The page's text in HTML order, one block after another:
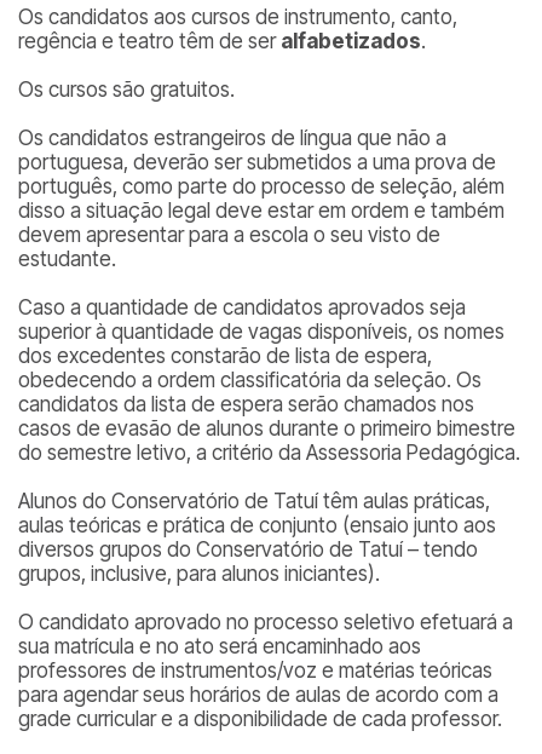
Os candidatos aos cursos de instrumento, canto,
regência e teatro têm de ser alfabetizados.
Os cursos são gratuitos.
Os candidatos estrangeiros de língua que não a
portuguesa, deverão ser submetidos a uma prova de
português, como parte do processo de seleção, além
disso a situação legal deve estar em ordem e também
devem apresentar para a escola o seu visto de
estudante.
Caso a quantidade de candidatos aprovados seja
superior à quantidade de vagas disponíveis, os nomes
dos excedentes constarão de lista de espera,
obedecendo a ordem classificatória da seleção. Os
candidatos da lista de espera serão chamados nos
casos de evasão de alunos durante o primeiro bimestre
do semestre letivo, a critério da Assessoria Pedagógica.
Alunos do Conservatório de Tatuí têm aulas práticas,
aulas teóricas e prática de conjunto (ensaio junto aos
diversos grupos do Conservatório de Tatuí – tendo
grupos, inclusive, para alunos iniciantes).
O candidato aprovado no processo seletivo efetuará a
sua matrícula e no ato será encaminhado aos
professores de instrumentos/voz e matérias teóricas
para agendar seus horários de aulas de acordo com a
grade curricular e a disponibilidade de cada professor.